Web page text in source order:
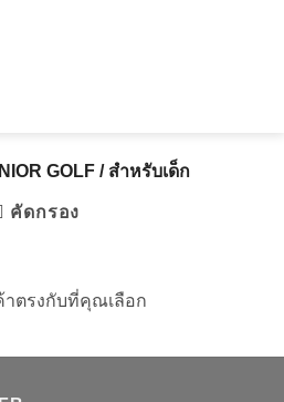
GOLF / สำหรับเด็ก
คัดกรอง
ตรงกับที่คุณเลือก